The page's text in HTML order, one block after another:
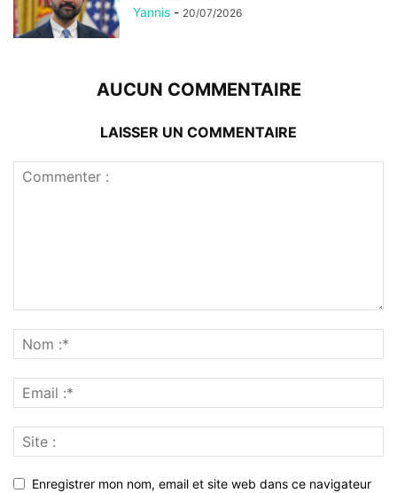
Yannis - 20/07/2026
AUCUN COMMENTAIRE
LAISSER UN COMMENTAIRE
Enregistrer mon nom, email et site web dans ce navigateur